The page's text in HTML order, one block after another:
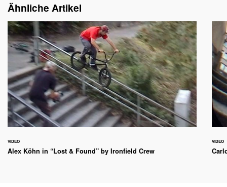
Ähnliche Artikel
VIDEO
Alex Köhn in “Lost & Found” by Ironfield Crew
VIDEO